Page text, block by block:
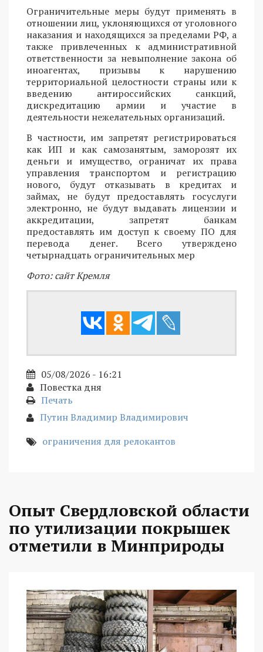
Ограничительные меры будут применять в
отношении лиц, уклоняющихся от уголовного
наказания и находящихся за пределами РФ, а
также привлеченных к административной
ответственности за невыполнение закона об
иноагентах, призывы к нарушению
территориальной целостности страны или к
введению антироссийских санкций,
дискредитацию армии и участие в
деятельности нежелательных организаций.
В частности, им запретят регистрироваться
как ИП и как самозанятым, заморозят их
деньги и имущество, ограничат их права
управления транспортом и регистрацию
нового, будут отказывать в кредитах и
займах, не будут предоставлять госуслуги
электронно, не будут выдавать лицензии и
аккредитации, запретят банкам
предоставлять им доступ к своему ПО для
перевода денег. Всего утверждено
четырнадцать ограничительных мер
Фото: сайт Кремля
05/08/2026 - 16:21
Повестка дня
Печать
Путин Владимир Владимирович
ограничения для релокантов
Опыт Свердловской области
по утилизации покрышек
отметили в Минприроды